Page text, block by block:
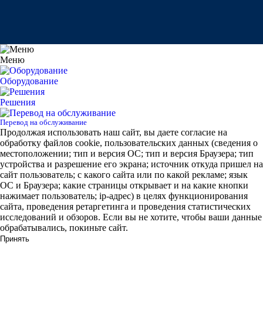
Меню
Оборудование
Решения
Перевод на обслуживание
Продолжая использовать наш сайт, вы даете согласие на
обработку файлов cookie, пользовательских данных (сведения о
местоположении; тип и версия ОС; тип и версия Браузера; тип
устройства и разрешение его экрана; источник откуда пришел на
сайт пользователь; с какого сайта или по какой рекламе; язык
ОС и Браузера; какие страницы открывает и на какие кнопки
нажимает пользователь; ip-адрес) в целях функционирования
сайта, проведения ретаргетинга и проведения статистических
исследований и обзоров. Если вы не хотите, чтобы ваши данные
обрабатывались, покиньте сайт.
Принять